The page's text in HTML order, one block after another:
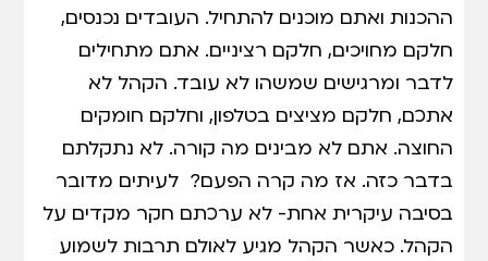
ההכנות ואתם מוכנים להתחיל. העובדים נכנסים,
חלקם מחויכים, חלקם רציניים. אתם מתחילים
לדבר ומרגישים שמשהו לא עובד. הקהל לא
אתכם, חלקם מציצים בטלפון, וחלקם חומקים
החוצה. אתם לא מבינים מה קורה. לא נתקלתם
בדבר כזה. אז מה קרה הפעם? לעיתים מדובר
בסיבה עיקרית אחת- לא ערכתם חקר מקדים על
הקהל. כאשר הקהל מגיע לאולם תרבות לשמוע